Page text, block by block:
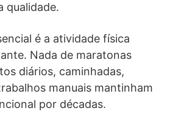
qualidade.
é a atividade física
Nada de maratonas
diários, caminhadas,
manuais mantinham
por décadas.